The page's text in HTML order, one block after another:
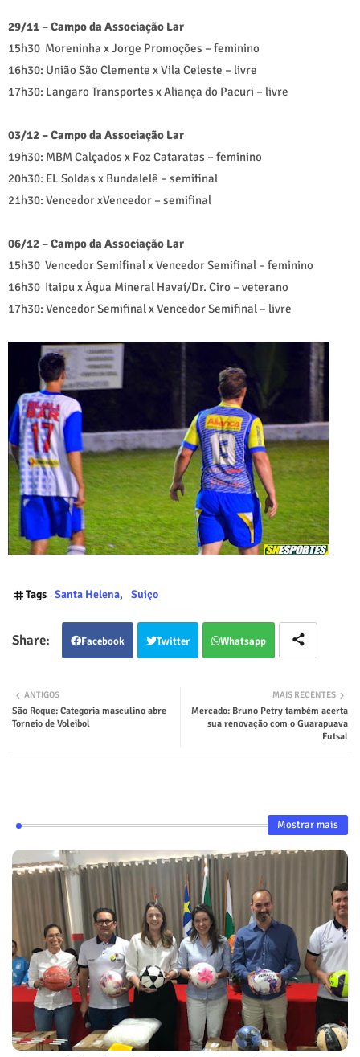
29/11 – Campo da Associação Lar
15h30 Moreninha x Jorge Promoções – feminino
16h30: União São Clemente x Vila Celeste – livre
17h30: Langaro Transportes x Aliança do Pacuri – livre
03/12 – Campo da Associação Lar
19h30: MBM Calçados x Foz Cataratas – feminino
20h30: EL Soldas x Bundalelê – semifinal
21h30: Vencedor xVencedor – semifinal
06/12 – Campo da Associação Lar
15h30 Vencedor Semifinal x Vencedor Semifinal – feminino
16h30 Itaipu x Água Mineral Havaí/Dr. Ciro – veterano
17h30: Vencedor Semifinal x Vencedor Semifinal – livre
Tags Santa Helena Suiço
Facebook Twitter Whatsapp
MAIS RECENTES
Mercado: Bruno Petry também acerta
sua renovação com o Guarapuava
Futsal
ANTIGOS
São Roque: Categoria masculino abre
Torneio de Voleibol
Mostrar mais